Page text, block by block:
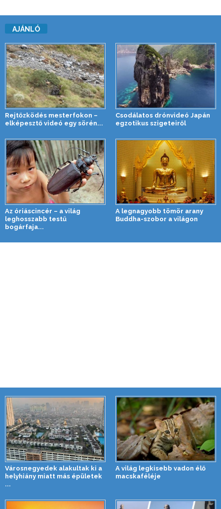
AJÁNLÓ
Rejtőzködés mesterfokon –
elképesztő videó egy sörén...
Csodálatos drónvideó Japán
egzotikus szigeteiről
Az óriáscincér – a világ
leghosszabb testű
bogárfaja...
A legnagyobb tömör arany
Buddha-szobor a világon
Városnegyedek alakultak ki a
helyhiány miatt más épületek
...
A világ legkisebb vadon élő
macskaféléje